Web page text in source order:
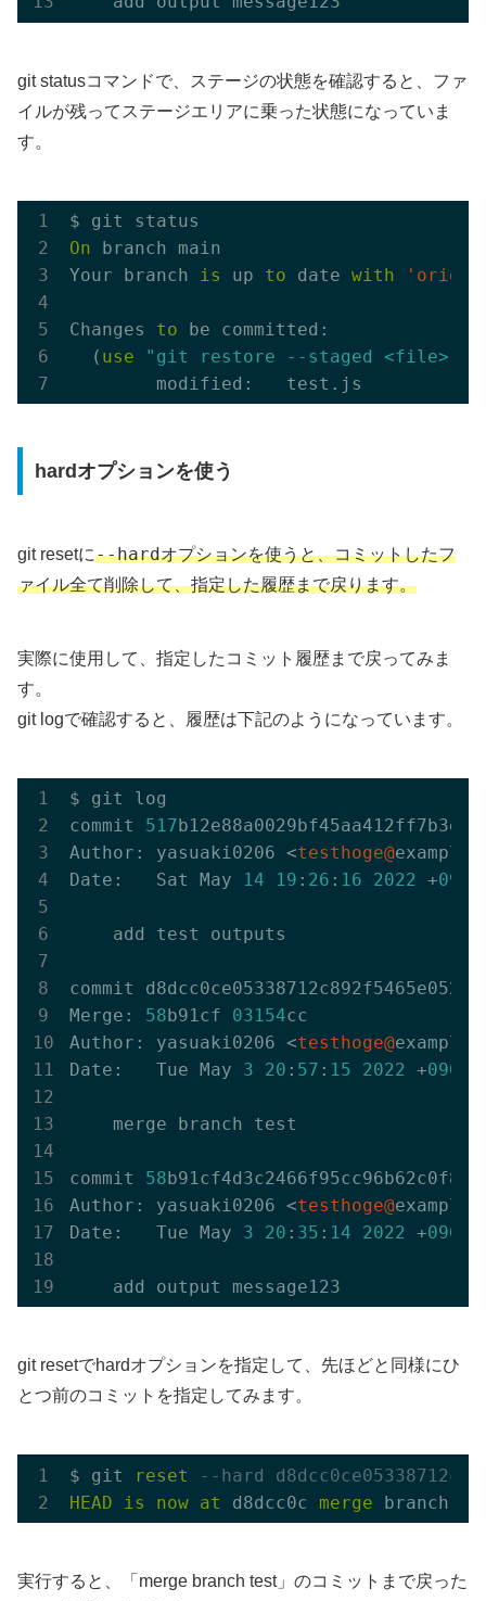
git statusコマンドで、ステージの状態を確認すると、ファ
イルが残ってステージエリアに乗った状態になっていま
す。
On branch main
Your branch is up to date with 'origin
Changes to be committed:
  (
use
"git restore --staged
hardオプションを使う
git resetに--hardオプションを使うと、コミットしたフ
ァイル全て削除して、指定した履歴まで戻ります。
実際に使用して、指定したコミット履歴まで戻ってみま
す。
git logで確認すると、履歴は下記のようになっています。
$ git log
commit 517
Author: yasuaki0206 <testhoge@
Date:   Sat May
14 19 : 26 : 16 2022 +0900
    add test outputs
commit
Merge: 58b91cf 03154cc
Author: yasuaki0206 <testhoge@
Date:   Tue May 3 20 : 57 : 15 2022 +0900
    merge branch test
commit 58
Author: yasuaki0206 <testhoge@
Date:   Tue May 3 20 : 35 : 14 2022 +0900
git resetでhardオプションを指定して、先ほどと同様にひ
とつ前のコミットを指定してみます。
$ git reset
--hard
HEAD
is now at d8dcc0c merge branch
実行すると、「merge branch test」のコミットまで戻った